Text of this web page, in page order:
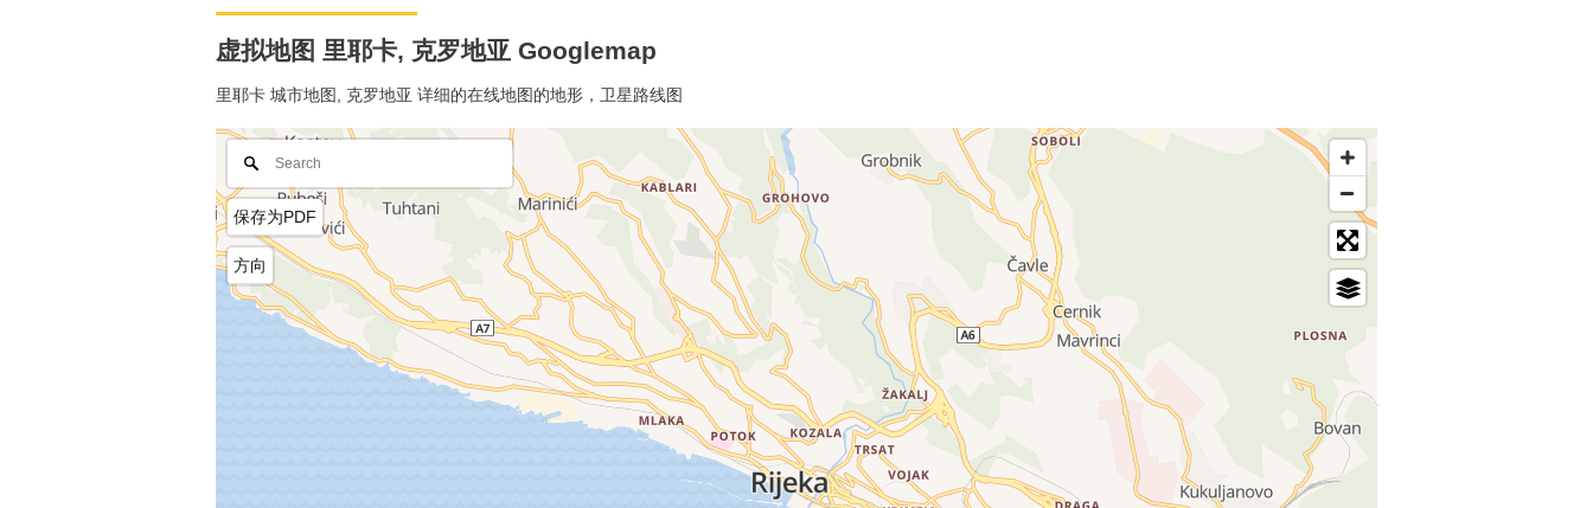
虚拟地图 里耶卡, 克罗地亚 Googlemap
里耶卡 城市地图, 克罗地亚 详细的在线地图的地形，卫星路线图
保存为PDF
方向